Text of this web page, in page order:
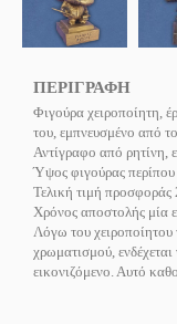
ΠΕΡΙΓΡΑΦΗ
Φιγούρα χειροποίητη,
του, εμπνευσμένο από
Αντίγραφο από ρητίνη,
Ύψος φιγούρας
Τελική τιμή προσφοράς
Χρόνος αποστολής μία
Λόγω του χειροποίητου
χρωματισμού,
εικονιζόμενο. Αυτό